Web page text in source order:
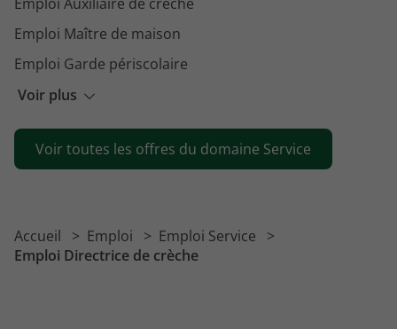
Voir plus
Emploi Maître de maison
Emploi Garde périscolaire
Emploi Intervenant à domicile
Emploi Agent petite enfance
Emploi Porteur funéraire
Emploi Chargé d'assistance
Voir toutes les offres du domaine Service
Accueil Emploi
Emploi Service
Emploi Directrice de crèche